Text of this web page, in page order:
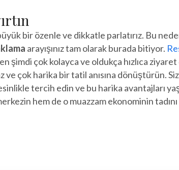
bir özenle ve dikkatle parlatırız. Bu
arayışınız tam olarak burada bitiyor.
çok kolayca ve oldukça hızlıca ziyaret
çok harika bir tatil anısına dönüştürün.
tercih edin ve bu harika avantajları
hem de o muazzam ekonominin tadını